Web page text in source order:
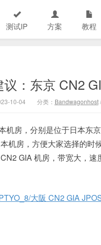
测试IP 方案 教程
：东京 CN2
10-04 分类： Bandwagonhost/
房，分别是位于日本东
机房，方便大家选择的时
GIA 机房，带宽大，
大阪 CN2 GIA